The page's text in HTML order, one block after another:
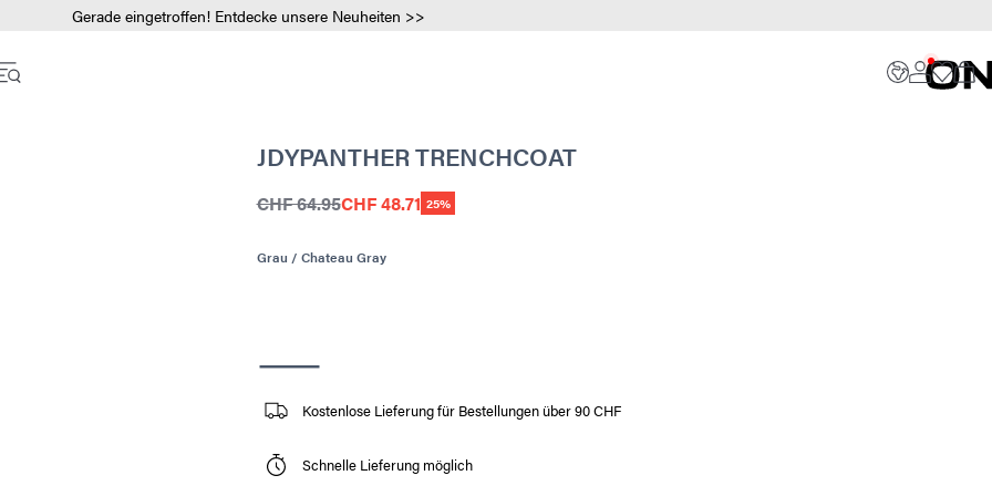
Gerade eingetroffen! Entdecke unsere Neuheiten >>
JDYPANTHER TRENCHCOAT
CHF 64.95CHF 48.71 25%
Grau / Chateau Gray
Kostenlose Lieferung für Bestellungen über 90 CHF
Schnelle Lieferung möglich